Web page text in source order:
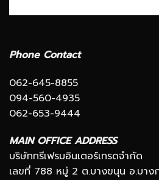
Phone Contact
062-645-8855
094-560-4935
062-653-9444
MAIN OFFICE ADDRESS
บริษัททรีเฟรมอินเตอร์เทรดจำกัด
เลขที่ 788 หมู่ 2 ต.บางขนุน อ.บาง